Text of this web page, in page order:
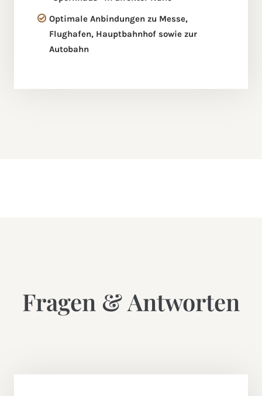
Optimale Anbindungen zu Messe,
Flughafen, Hauptbahnhof sowie zur
Autobahn
Fragen & Antworten